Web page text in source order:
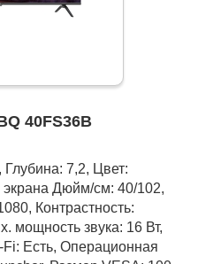
40FS36B
7,2, Цвет:
Дюйм/см: 40/102,
Контрастность:
мощность звука: 16 Вт,
Есть, Операционная